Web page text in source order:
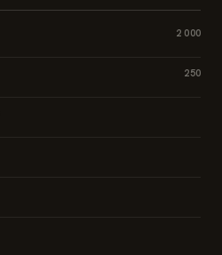
2 000
250